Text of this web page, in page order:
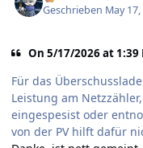
Geschrieben May
On 5/17/2026 at
Für das
Leistung am
eingespesist oder
von der PV hilft dafür